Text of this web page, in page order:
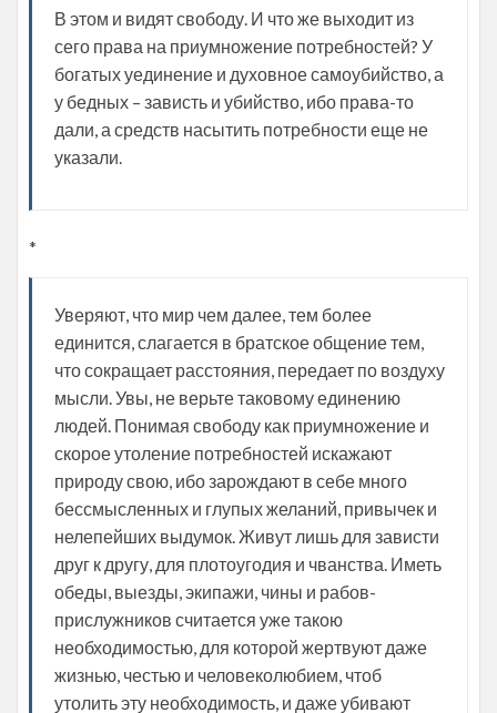
В этом и видят свободу. И что же выходит из
сего права на приумножение потребностей? У
богатых уединение и духовное самоубийство, а
у бедных – зависть и убийство, ибо права-то
дали, а средств насытить потребности еще не
указали.
*
Уверяют, что мир чем далее, тем более
единится, слагается в братское общение тем,
что сокращает расстояния, передает по воздуху
мысли. Увы, не верьте таковому единению
людей. Понимая свободу как приумножение и
скорое утоление потребностей искажают
природу свою, ибо зарождают в себе много
бессмысленных и глупых желаний, привычек и
нелепейших выдумок. Живут лишь для зависти
друг к другу, для плотоугодия и чванства. Иметь
обеды, выезды, экипажи, чины и рабов-
прислужников считается уже такою
необходимостью, для которой жертвуют даже
жизнью, честью и человеколюбием, чтоб
утолить эту необходимость, и даже убивают